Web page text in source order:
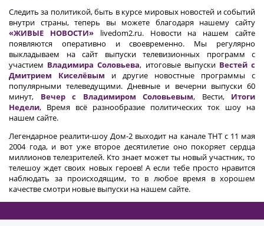
Следить за политикой, быть в курсе мировых новостей и событий
внутри страны, теперь вы можете благодаря нашему сайту
«ЖИВЫЕ НОВОСТИ»livedom2.ru. Новости на нашем сайте
появляются оперативно и своевременно. Мы регулярно
выкладываем на сайт выпуски телевизионных программ с
участием Владимира Соловьева, итоговые выпуски Вестей с
Дмитрием Киселёвым и другие новостные программы с
популярными телеведущими. Дневные и вечерни выпуски 60
минут, Вечер с Владимиром Соловьевым, Вести, Итоги
Недели, Время всё разнообразие политических ток шоу на
нашем сайте.
Легендарное реалити-шоу Дом-2 выходит на канале ТНТ с 11 мая
2004 года, и вот уже второе десятилетие оно покоряет сердца
миллионов телезрителей. Кто знает может ты новый участник, то
телешоу ждет своих новых героев! А если тебе просто нравится
наблюдать за происходящим, то в любое время в хорошем
качестве смотри новые выпуски на нашем сайте.